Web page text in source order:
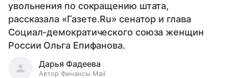
увольнения по сокращению штата,
рассказала «Газете.Ru» сенатор и глава
Социал-демократического союза женщин
России Ольга Епифанова.
Дарья Фадеева
Автор Финансы Mail